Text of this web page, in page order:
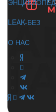
LEAK-БЕЗ
О НАС